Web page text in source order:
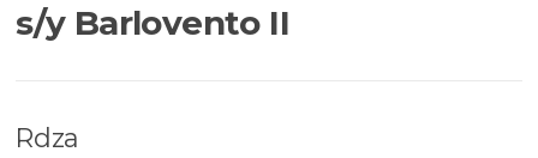
s/y Barlovento II
Rdza